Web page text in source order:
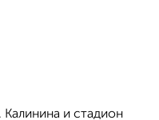
и стадион